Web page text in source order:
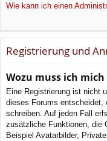
Wie kann ich einen
Registrierung und
Wozu muss ich
Eine Registrierung ist nicht
dieses Forums
schreiben. Auf jeden Fall
zusätzliche Funktionen, die
Beispiel Avatarbilder,